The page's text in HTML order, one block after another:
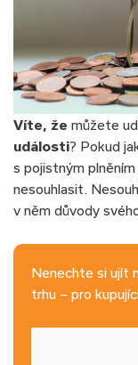
Víte, že můžete
události? Pokud
s pojistným
nesouhlasit.
v něm důvody
Nenechte si ujít
trhu – pro